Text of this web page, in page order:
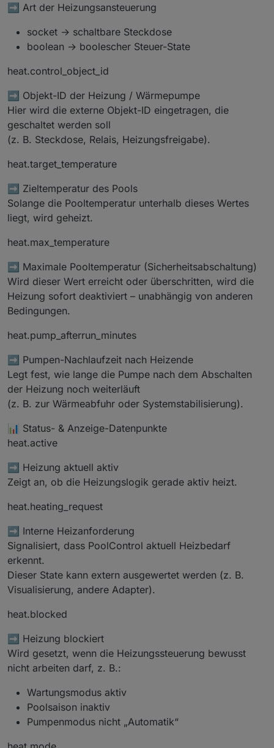
➡️ Art der Heizungsansteuerung
socket → schaltbare Steckdose
boolean → boolescher Steuer-State
heat.control_object_id
➡️ Objekt-ID der Heizung / Wärmepumpe
Hier wird die externe Objekt-ID eingetragen, die
geschaltet werden soll
(z. B. Steckdose, Relais, Heizungsfreigabe).
heat.target_temperature
➡️ Zieltemperatur des Pools
Solange die Pooltemperatur unterhalb dieses Wertes
liegt, wird geheizt.
heat.max_temperature
➡️ Maximale Pooltemperatur (Sicherheitsabschaltung)
Wird dieser Wert erreicht oder überschritten, wird die
Heizung sofort deaktiviert – unabhängig von anderen
Bedingungen.
heat.pump_afterrun_minutes
➡️ Pumpen-Nachlaufzeit nach Heizende
Legt fest, wie lange die Pumpe nach dem Abschalten
der Heizung noch weiterläuft
(z. B. zur Wärmeabfuhr oder Systemstabilisierung).
📊 Status- & Anzeige-Datenpunkte
heat.active
➡️ Heizung aktuell aktiv
Zeigt an, ob die Heizungslogik gerade aktiv heizt.
heat.heating_request
➡️ Interne Heizanforderung
Signalisiert, dass PoolControl aktuell Heizbedarf
erkennt.
Dieser State kann extern ausgewertet werden (z. B.
Visualisierung, andere Adapter).
heat.blocked
➡️ Heizung blockiert
Wird gesetzt, wenn die Heizungssteuerung bewusst
nicht arbeiten darf, z. B.:
Wartungsmodus aktiv
Poolsaison inaktiv
Pumpenmodus nicht „Automatik“